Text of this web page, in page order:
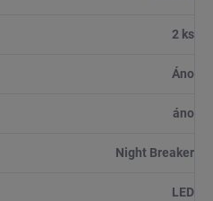
2 ks
Áno
áno
Night Breaker
LED